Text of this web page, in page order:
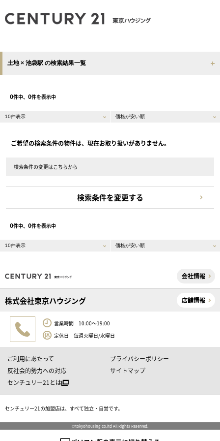
土地 × 池袋駅 の検索結果一覧
0件中、 0件を表示中
ご希望の検索条件の物件は、現在お取り扱いがありません。
検索条件の変更はこちらから
検索条件を変更する
0件中、 0件を表示中
会社情報
株式会社東京ハウジング 店舗情報
営業時間 10:00～19:00
定休日 毎週火曜日/水曜日
ご利用にあたって
プライバシーポリシー
反社会的勢力への対応
サイトマップ
センチュリー21とは
センチュリー21の加盟店は、すべて独立・自営です。
©tokyohousing co.ltd All Rights Reserved.